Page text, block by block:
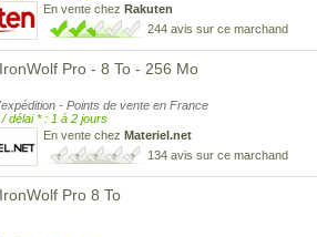
En vente chez Rakuten
244 avis sur ce marchand
Pro - 8 To - 256 Mo
- Points de vente en France
délai * : 1 à 2 jours
En vente chez Materiel.net
134 avis sur ce marchand
Pro 8 To